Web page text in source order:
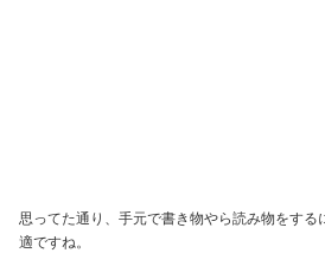
思ってた通り、手元で書き物やら読み物をする
適ですね。